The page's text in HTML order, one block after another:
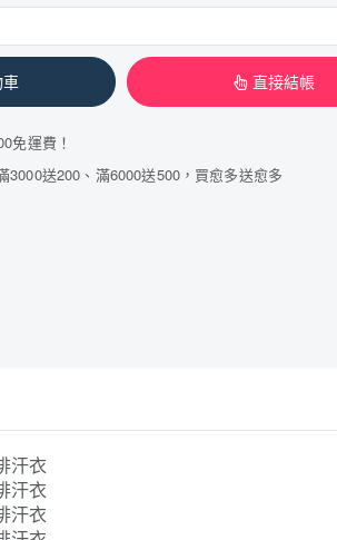
直接結帳
免運費！
3000送200、滿6000送500，買愈多送愈多